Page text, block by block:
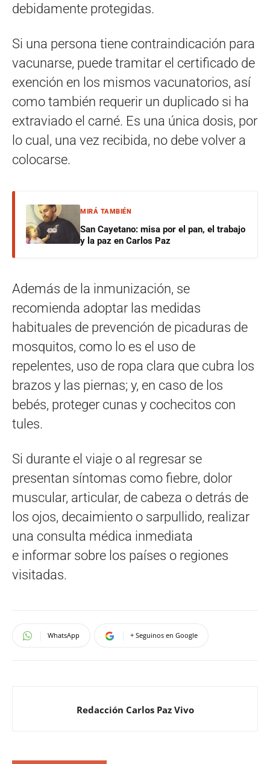
debidamente protegidas.
Si una persona tiene contraindicación para
vacunarse, puede tramitar el certificado de
exención en los mismos vacunatorios, así
como también requerir un duplicado si ha
extraviado el carné. Es una única dosis, por
lo cual, una vez recibida, no debe volver a
colocarse.
MIRÁ TAMBIÉN
San Cayetano: misa por el pan, el trabajo
y la paz en Carlos Paz
Además de la inmunización, se
recomienda adoptar las medidas
habituales de prevención de picaduras de
mosquitos, como lo es el uso de
repelentes, uso de ropa clara que cubra los
brazos y las piernas; y, en caso de los
bebés, proteger cunas y cochecitos con
tules.
Si durante el viaje o al regresar se
presentan síntomas como fiebre, dolor
muscular, articular, de cabeza o detrás de
los ojos, decaimiento o sarpullido, realizar
una consulta médica inmediata
e informar sobre los países o regiones
visitadas.
WhatsApp + Seguinos en Google
Redacción Carlos Paz Vivo